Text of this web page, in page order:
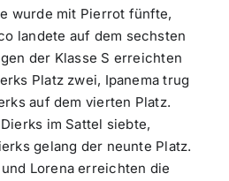
wurde mit Pierrot fünfte,
landete auf dem sechsten
der Klasse S erreichten
Platz zwei, Ipanema trug
auf dem vierten Platz.
im Sattel siebte,
gelang der neunte Platz.
Lorena erreichten die